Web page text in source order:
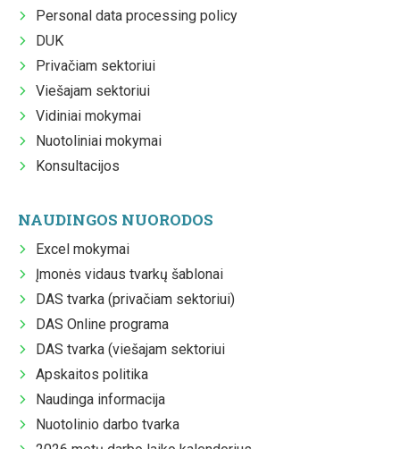
Personal data processing policy
DUK
Privačiam sektoriui
Viešajam sektoriui
Vidiniai mokymai
Nuotoliniai mokymai
Konsultacijos
NAUDINGOS NUORODOS
Excel mokymai
Įmonės vidaus tvarkų šablonai
DAS tvarka (privačiam sektoriui)
DAS Online programa
DAS tvarka (viešajam sektoriui
Apskaitos politika
Naudinga informacija
Nuotolinio darbo tvarka